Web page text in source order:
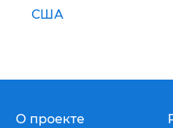
США
О проекте